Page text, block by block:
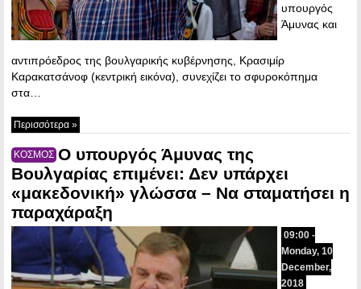
υπουργός
Άμυνας και
αντιπρόεδρος της βουλγαρικής κυβέρνησης, Κρασιμίρ
Καρακατσάνοφ (κεντρική εικόνα), συνεχίζει το σφυροκόπημα
στα…
Περισσότερα »
ΚΟΣΜΟΣ Ο υπουργός Άμυνας της
Βουλγαρίας επιμένει: Δεν υπάρχει
«μακεδονική» γλώσσα – Να σταματήσει η
παραχάραξη
09:00 -
Monday, 10
December,
2018